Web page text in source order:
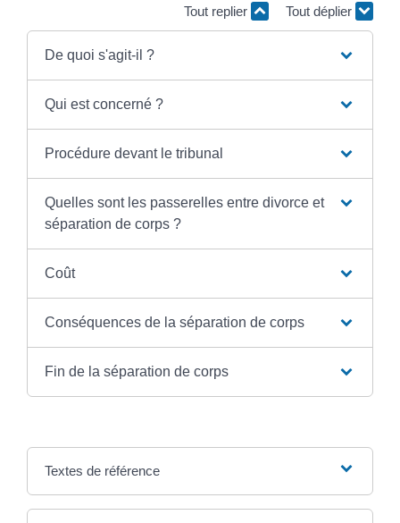
Tout replier Tout déplier
De quoi s'agit-il ?
Qui est concerné ?
Procédure devant le tribunal
Quelles sont les passerelles entre divorce et
séparation de corps ?
Coût
Conséquences de la séparation de corps
Fin de la séparation de corps
Textes de référence